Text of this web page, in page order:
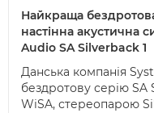
Найкраща
настінна акустична
Audio SA Silverback 1
Данська компанія
бездротову серію
WiSA, стереопарою